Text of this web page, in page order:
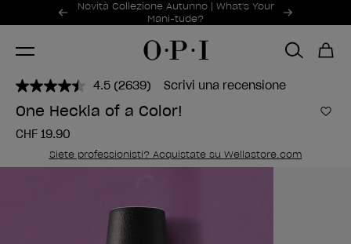
Offerte promozionali
Novità Collezione Autunno | What's Your
Mani-tude?
Item 1 of 2
4.5 Leggi
2639
recensioni.
alla
pagina.
(2639) Scrivi una recensione
One Heckla of a Color!
CHF 19.90
Siete professionisti? Acquistate su Wellastore.com